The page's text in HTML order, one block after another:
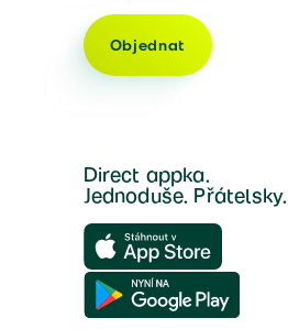
Objednat
Direct appka.
Jednoduše. Přátelsky.